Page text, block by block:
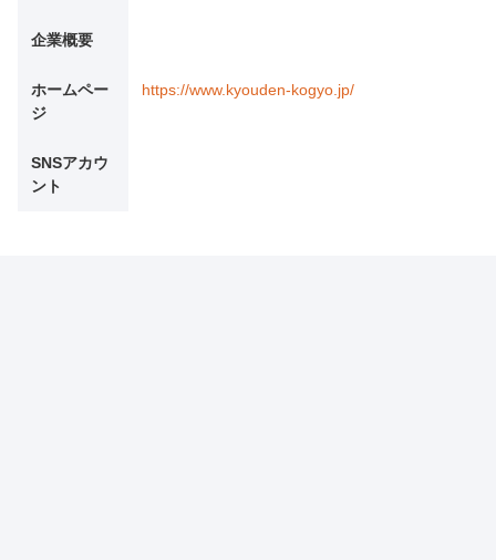
企業概要
ホームペー
ジ
https://www.kyouden-kogyo.jp/
SNSアカウ
ント